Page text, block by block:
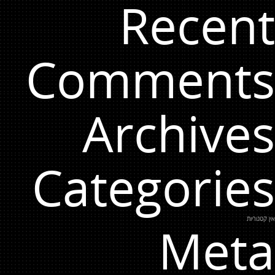
Recent
Comments
Archives
Categories
אין קטגוריות
Meta